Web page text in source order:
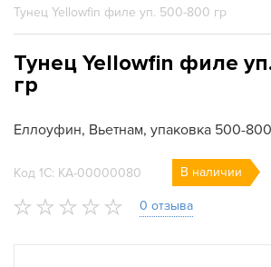
Тунец Yellowfin филе уп. 500-800 гр
Тунец Yellowfin филе
гр
Еллоуфин, Вьетнам, упаковка 500-
Код 1С: КА-00000080 В наличии
0 отзыва